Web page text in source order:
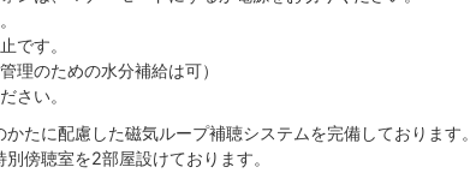
です。
理のための水分補給は可）
さい。
たに配慮した磁気ループ補聴システムを完備しております。
傍聴室を2部屋設けております。